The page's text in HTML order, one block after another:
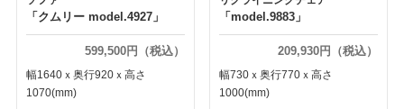
「クムリー model.4927」
599,500円（税込）
幅1640ｘ奥行920ｘ高さ
1070(mm)
「model.9883」
209,930円（税込）
幅730ｘ奥行770ｘ高さ
1000(mm)